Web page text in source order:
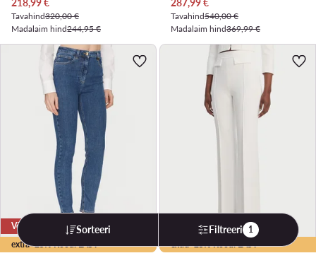
Tavahind320,00 €
Madalaim hind244,95 €
Tavahind540,00 €
Madalaim hind369,99 €
extra -25% Kood: LAST
Võimalus
extra -25% Kood: LAST
Sorteeri Filtreeri 1